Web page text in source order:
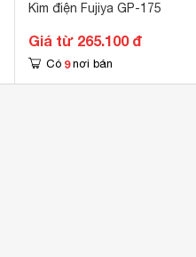
Kìm điện Fujiya GP-175
Giá từ 265.100 đ
Có 9 nơi bán